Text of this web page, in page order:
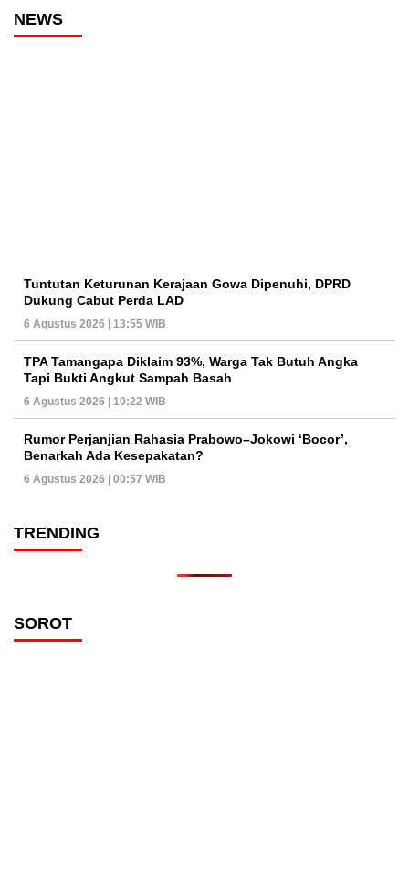
NEWS
Tuntutan Keturunan Kerajaan Gowa Dipenuhi, DPRD
Dukung Cabut Perda LAD
6 Agustus 2026 | 13:55 WIB
TPA Tamangapa Diklaim 93%, Warga Tak Butuh Angka
Tapi Bukti Angkut Sampah Basah
6 Agustus 2026 | 10:22 WIB
Rumor Perjanjian Rahasia Prabowo–Jokowi ‘Bocor’,
Benarkah Ada Kesepakatan?
6 Agustus 2026 | 00:57 WIB
TRENDING
SOROT